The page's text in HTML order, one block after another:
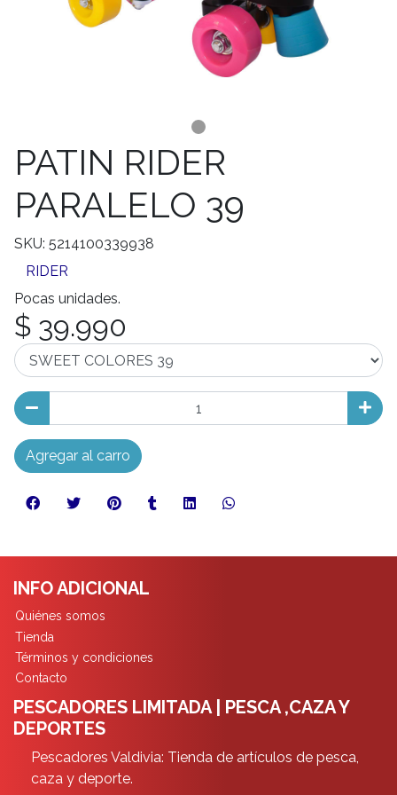
PATIN RIDER
PARALELO 39
SKU: 5214100339938
RIDER
Pocas unidades.
$ 39.990
Agregar al carro
INFO ADICIONAL
Quiénes somos
Tienda
Términos y condiciones
Contacto
PESCADORES LIMITADA | PESCA ,CAZA Y
DEPORTES
Pescadores Valdivia: Tienda de artículos de pesca,
caza y deporte.